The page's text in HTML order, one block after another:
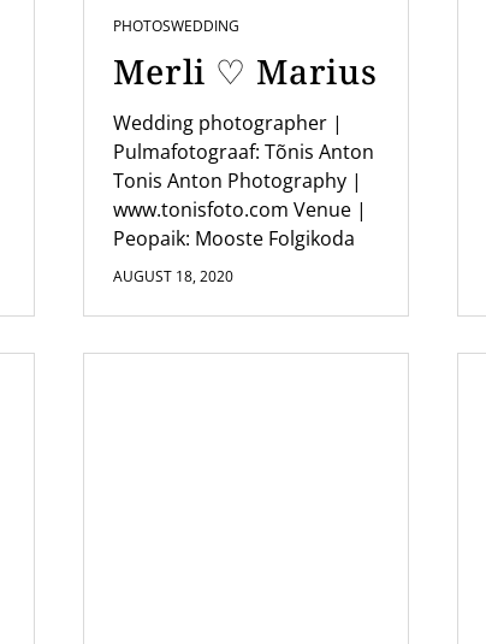
PHOTOSWEDDING
Merli ♡ Marius
Wedding photographer |
Pulmafotograaf: Tõnis Anton
Tonis Anton Photography |
www.tonisfoto.com Venue |
Peopaik: Mooste Folgikoda
AUGUST 18, 2020